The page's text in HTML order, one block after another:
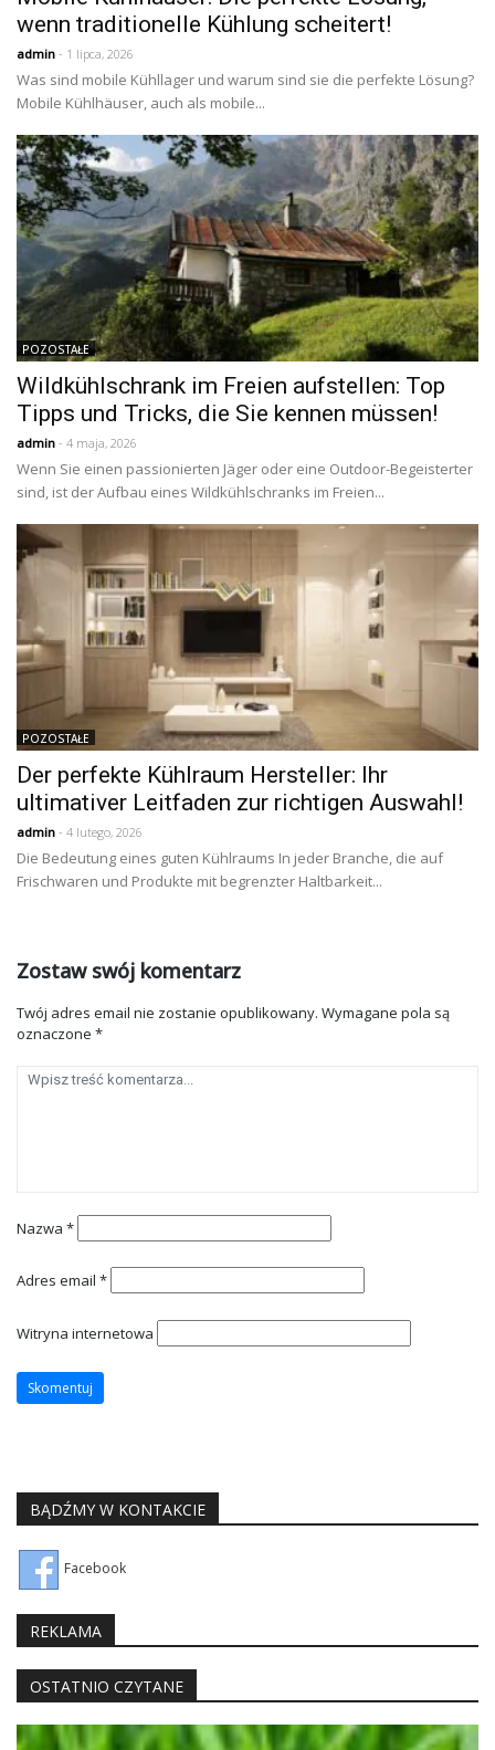
wenn traditionelle Kühlung scheitert!
admin - 1 lipca, 2026
Was sind mobile Kühllager und warum sind sie die perfekte Lösung?
Mobile Kühlhäuser, auch als mobile...
POZOSTAŁE
Wildkühlschrank im Freien aufstellen: Top
Tipps und Tricks, die Sie kennen müssen!
admin - 4 maja, 2026
Wenn Sie einen passionierten Jäger oder eine Outdoor-Begeisterter
sind, ist der Aufbau eines Wildkühlschranks im Freien...
POZOSTAŁE
Der perfekte Kühlraum Hersteller: Ihr
ultimativer Leitfaden zur richtigen Auswahl!
admin - 4 lutego, 2026
Die Bedeutung eines guten Kühlraums In jeder Branche, die auf
Frischwaren und Produkte mit begrenzter Haltbarkeit...
Zostaw swój komentarz
Twój adres email nie zostanie opublikowany. Wymagane pola są
oznaczone *
Nazwa *
Adres email *
Witryna internetowa
BĄDŹMY W KONTAKCIE
Facebook
REKLAMA
OSTATNIO CZYTANE